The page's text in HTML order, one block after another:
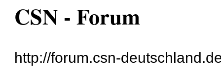
CSN - Forum
http://forum.csn-